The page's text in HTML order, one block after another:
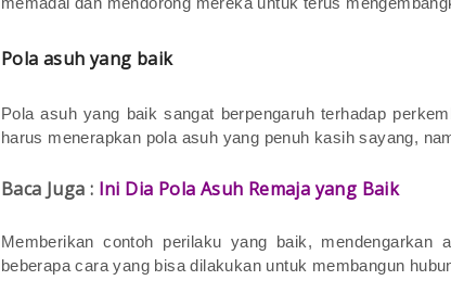
Pola asuh yang baik
Pola asuh yang baik sangat berpengaruh terhadap
harus menerapkan pola asuh yang penuh kasih sayang,
Baca Juga : Ini Dia Pola Asuh Remaja yang Baik
Memberikan contoh perilaku yang baik, mendengarkan
beberapa cara yang bisa dilakukan untuk membangun